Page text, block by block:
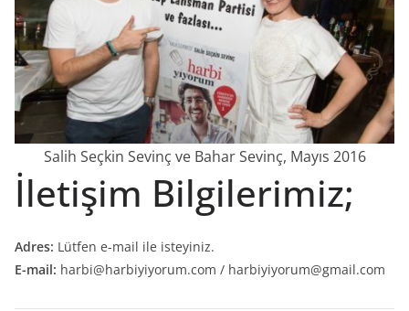
Salih Seçkin Sevinç ve Bahar Sevinç, Mayıs 2016
İletişim Bilgilerimiz;
Adres: Lütfen e-mail ile isteyiniz.
E-mail: harbi@harbiyiyorum.com / harbiyiyorum@gmail.com